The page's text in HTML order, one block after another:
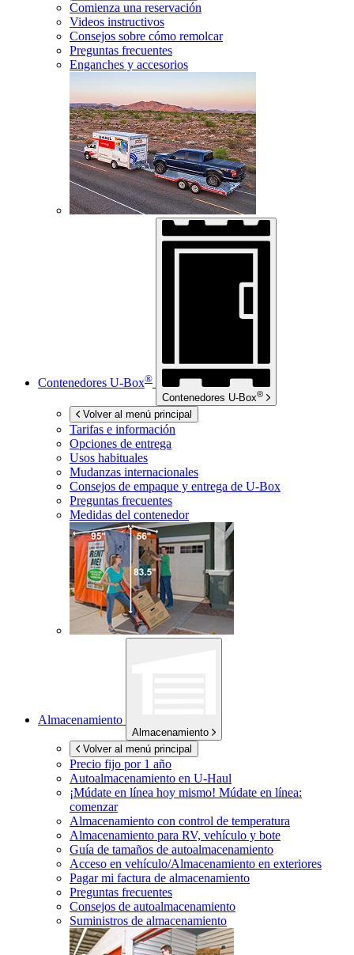
Comienza una reservación
Videos instructivos
Consejos sobre cómo remolcar
Preguntas frecuentes
Enganches y accesorios
Contenedores U-Box®
Contenedores U-Box®
Volver al menú principal
Tarifas e información
Opciones de entrega
Usos habituales
Mudanzas internacionales
Consejos de empaque y entrega de U-Box
Preguntas frecuentes
Medidas del contenedor
Almacenamiento
Almacenamiento
Volver al menú principal
Precio fijo por 1 año
Autoalmacenamiento en U-Haul
¡Múdate en línea hoy mismo! Múdate en línea:
comenzar
Almacenamiento con control de temperatura
Almacenamiento para RV, vehículo y bote
Guía de tamaños de autoalmacenamiento
Acceso en vehículo/Almacenamiento en exteriores
Pagar mi factura de almacenamiento
Preguntas frecuentes
Consejos de autoalmacenamiento
Suministros de almacenamiento